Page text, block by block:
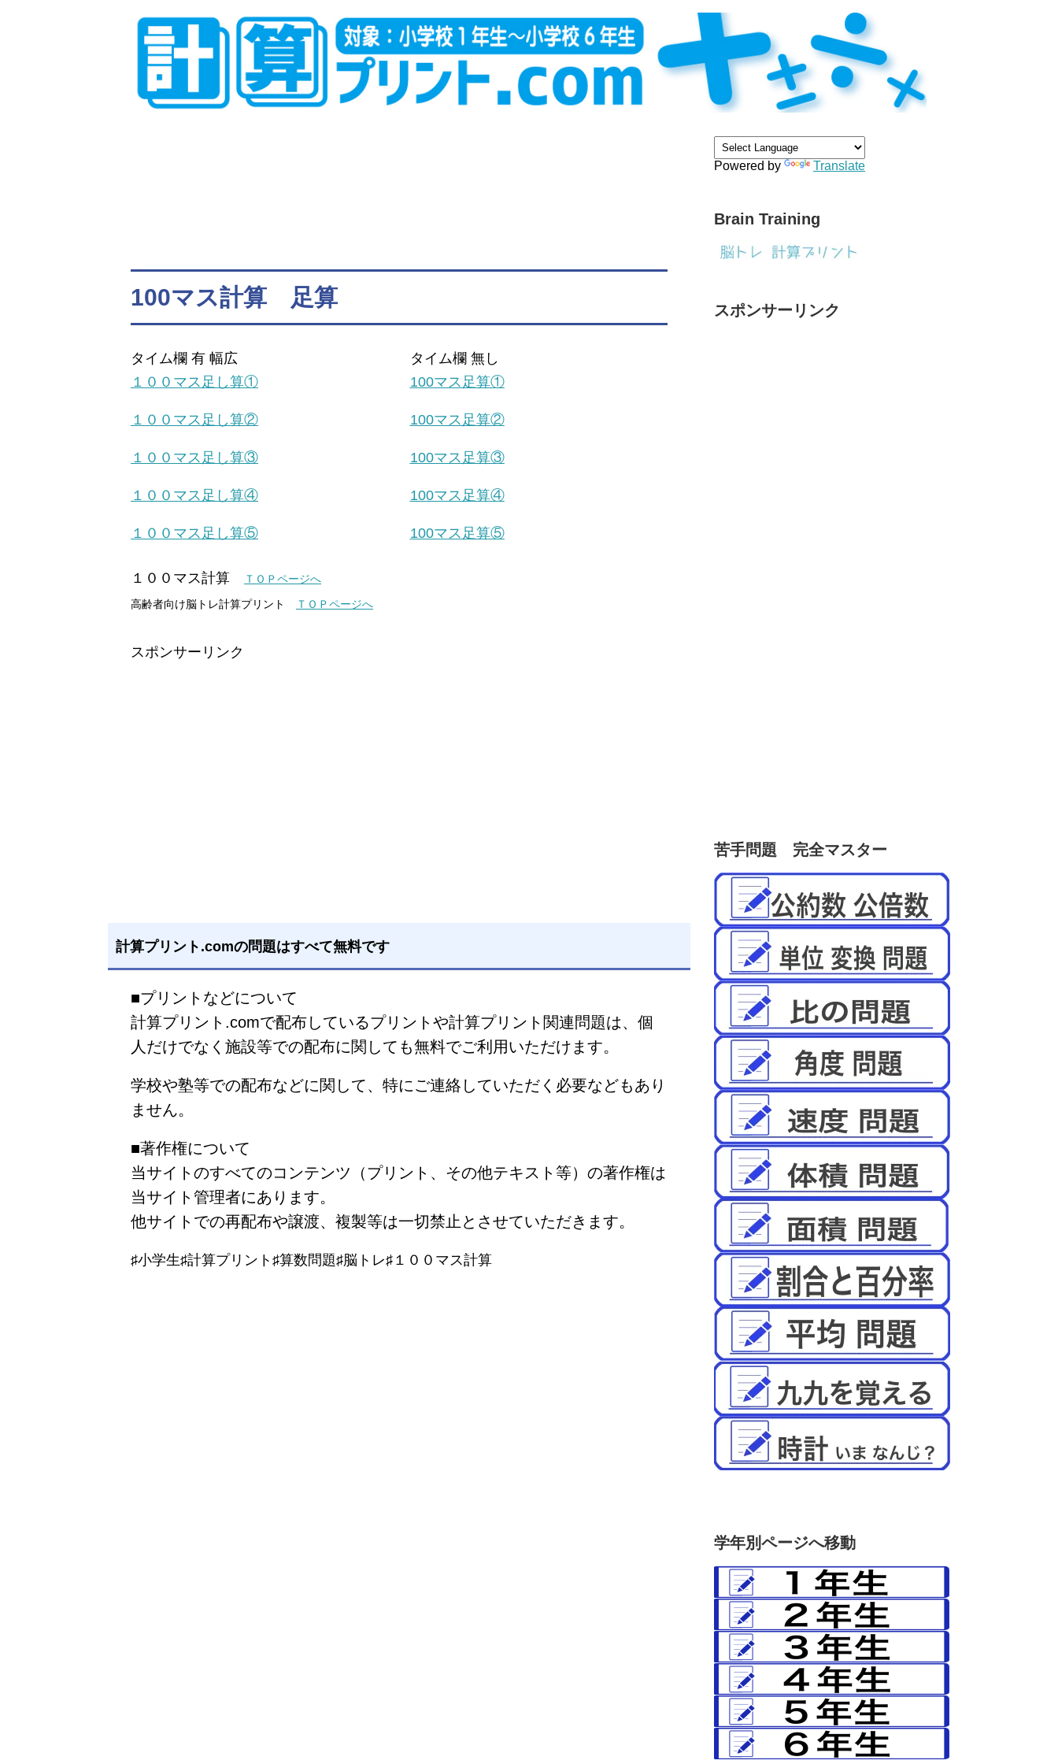
100マス計算 足算
タイム欄 有 幅広
１００マス足し算①
１００マス足し算②
１００マス足し算③
１００マス足し算④
１００マス足し算⑤
タイム欄 無し
100マス足算①
100マス足算②
100マス足算③
100マス足算④
100マス足算⑤
１００マス計算
ＴＯＰページへ
高齢者向け脳トレ計算プリント
ＴＯＰページへ
スポンサーリンク
計算プリント.comの問題はすべて無料です
■プリントなどについて
計算プリント.comで配布しているプリントや計算プリント関連問題は、個
人だけでなく施設等での配布に関しても無料でご利用いただけます。
学校や塾等での配布などに関して、特にご連絡していただく必要などもあり
ません。
■著作権について
当サイトのすべてのコンテンツ（プリント、その他テキスト等）の著作権は
当サイト管理者にあります。
他サイトでの再配布や譲渡、複製等は一切禁止とさせていただきます。
♯小学生♯計算プリント♯算数問題♯脳トレ♯１００マス計算
Powered by Translate
Brain Training
スポンサーリンク
苦手問題 完全マスター
学年別ページへ移動